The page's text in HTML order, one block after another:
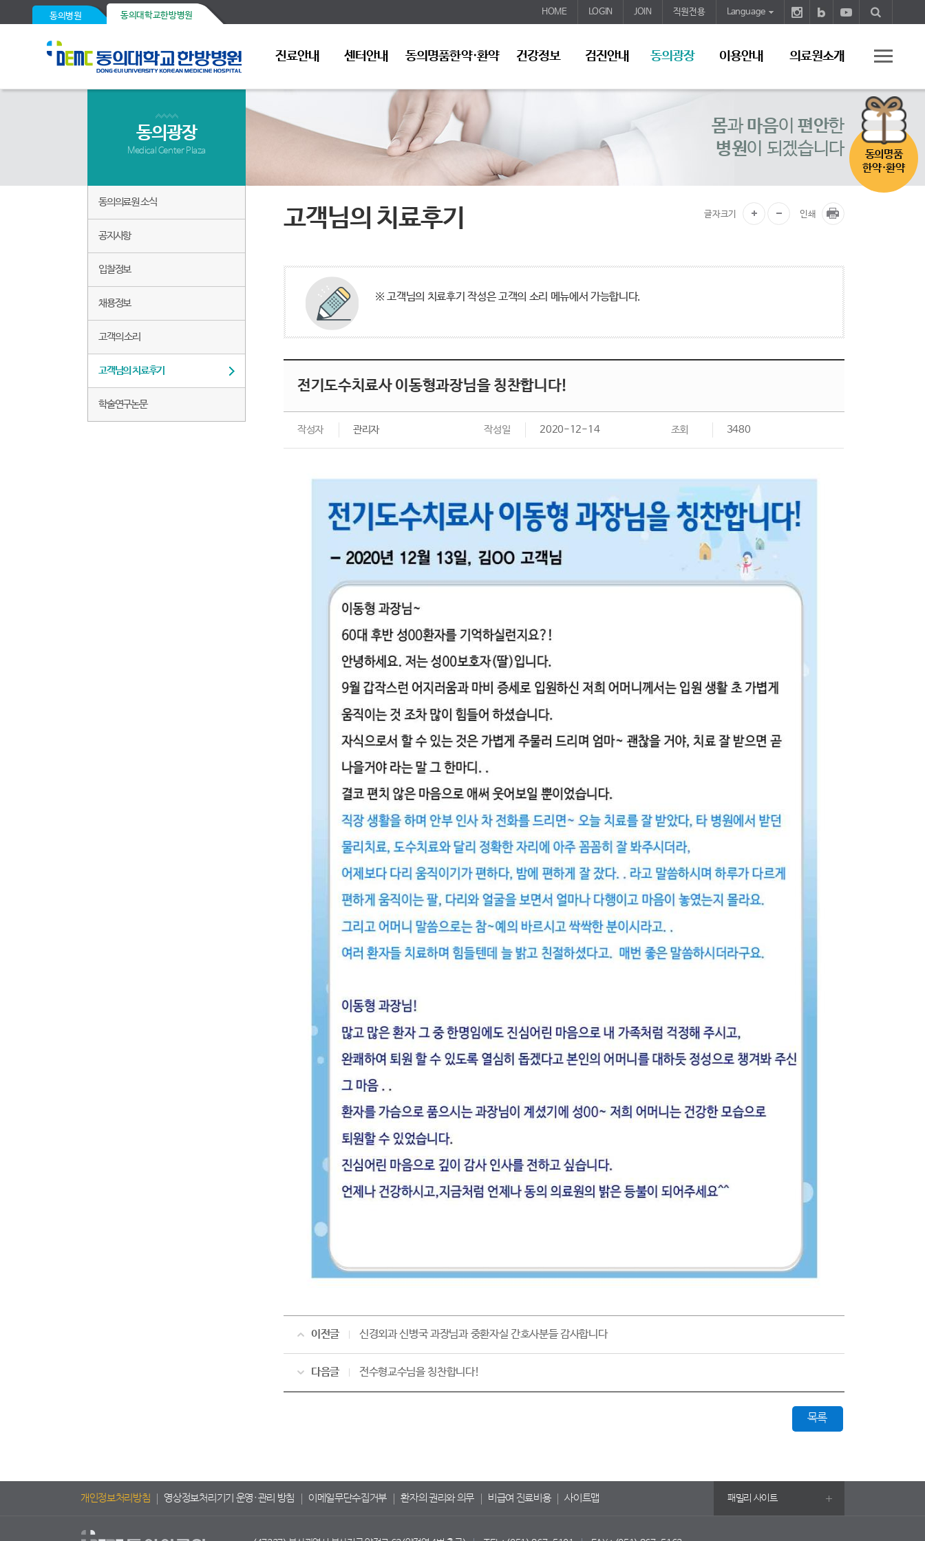
동의병원 동의대학교한방병원 HOME LOGIN JOIN 직원전용 Language
진료안내 센터안내 동의명품한약·환약 건강정보 검진안내 동의광장 이용안내 의료원소개
동의명품
한약·환약
몸과 마음이 편안한
병원이 되겠습니다
동의광장
Medical Center Plaza
동의의료원 소식
공지사항
입찰정보
채용정보
고객의 소리
고객님의 치료후기
학술연구논문
고객님의 치료후기 글자크기 인쇄
※ 고객님의 치료후기 작성은 고객의 소리 메뉴에서 가능합니다.
전기도수치료사 이동형과장님을 칭찬합니다!
작성자 관리자 작성일 2020-12-14 조회 3480
이전글 신경외과 신병국 과장님과 중환자실 간호사분들 감사합니다
다음글 전수형교수님을 칭찬합니다!
목록
개인정보처리방침 영상정보처리기기 운영·관리 방침 이메일무단수집거부 환자의 권리와 의무 비급여 진료비용 사이트맵 패밀리 사이트